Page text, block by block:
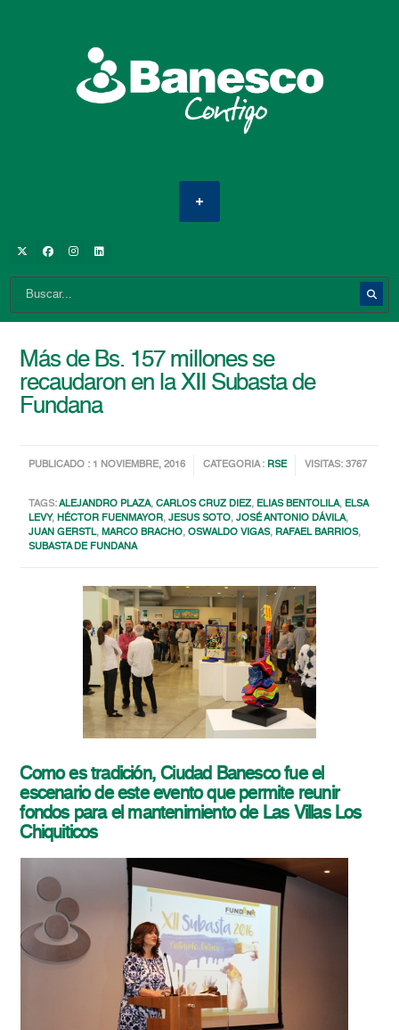
Más de Bs. 157 millones se
recaudaron en la XII Subasta de
Fundana
PUBLICADO : 1 NOVIEMBRE, 2016 CATEGORIA : RSE VISITAS: 3767
TAGS:ALEJANDRO PLAZA,CARLOS CRUZ DIEZ, ELIAS BENTOLILA, ELSA
LEVY,HÉCTOR FUENMAYOR,JESUS SOTO,JOSÉ ANTONIO DÁVILA,
JUAN GERSTL,MARCO BRACHO,OSWALDO VIGAS, RAFAEL BARRIOS,
SUBASTA DE FUNDANA
Como es tradición, Ciudad Banesco fue el
escenario de este evento que permite reunir
fondos para el mantenimiento de Las Villas Los
Chiquiticos